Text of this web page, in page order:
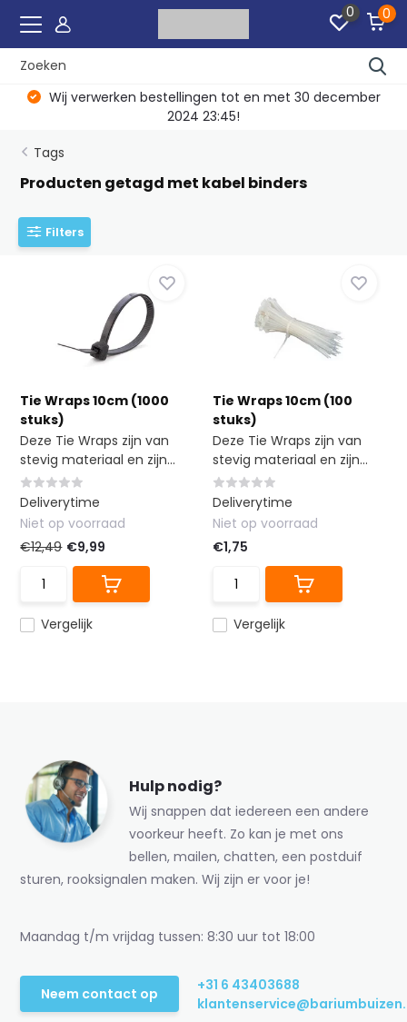
0 0
Wij verwerken bestellingen tot en met 30 december
2024 23:45!
Tags
Producten getagd met kabel binders
Filters
Tie Wraps 10cm (1000
stuks)
Deze Tie Wraps zijn van
stevig materiaal en zijn...
Vergelijk
Deliverytime
Niet op voorraad
€12,49 €9,99
Tie Wraps 10cm (100
stuks)
Deze Tie Wraps zijn van
stevig materiaal en zijn...
Vergelijk
Deliverytime
Niet op voorraad
€1,75
Hulp nodig?
Wij snappen dat iedereen een andere
voorkeur heeft. Zo kan je met ons
bellen, mailen, chatten, een postduif
sturen, rooksignalen maken. Wij zijn er voor je!
Maandag t/m vrijdag tussen: 8:30 uur tot 18:00
Neem contact op
+31 6 43403688